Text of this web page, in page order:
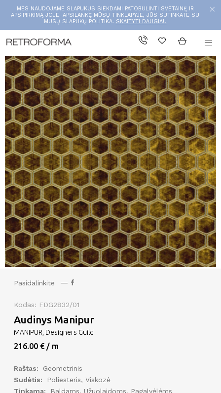
MES NAUDOJAME SLAPUKUS SIEKDAMI PATOBULINTI SVETAINĘ IR
APSIPIRKIMĄ JOJE. APSILANKĘ MŪSŲ TINKLAPYJE, JŪS SUTINKATE SU
MŪSŲ SLAPUKŲ POLITIKA. SKAITYTI DAUGIAU
Pasidalinkite
Kodas: FDG2832/01
Audinys Manipur
MANIPUR, Designers Guild
216.00 € / m
Raštas:
Geometrinis
Sudėtis:
Poliesteris, Viskozė
Tinkama:
Baldams, Užuolaidoms, Pagalvėlėms